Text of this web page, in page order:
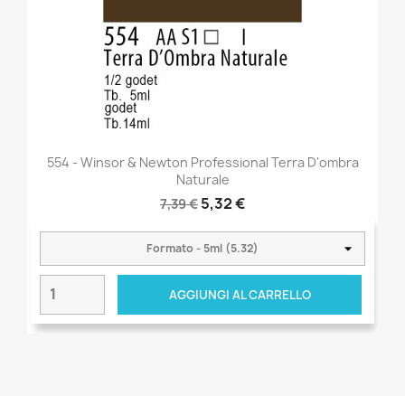
554 - Winsor & Newton Professional Terra D'ombra
Naturale
7,39 € 5,32 €
AGGIUNGI AL CARRELLO